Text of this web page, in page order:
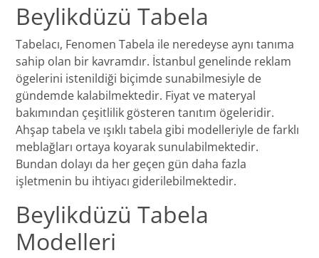
Beylikdüzü Tabela
Tabelacı, Fenomen Tabela ile neredeyse aynı tanıma
sahip olan bir kavramdır. İstanbul genelinde reklam
ögelerini istenildiği biçimde sunabilmesiyle de
gündemde kalabilmektedir. Fiyat ve materyal
bakımından çeşitlilik gösteren tanıtım ögeleridir.
Ahşap tabela ve ışıklı tabela gibi modelleriyle de farklı
meblağları ortaya koyarak sunulabilmektedir.
Bundan dolayı da her geçen gün daha fazla
işletmenin bu ihtiyacı giderilebilmektedir.
Beylikdüzü Tabela
Modelleri